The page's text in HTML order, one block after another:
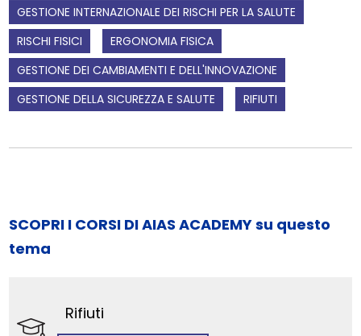
GESTIONE INTERNAZIONALE DEI RISCHI PER LA SALUTE
RISCHI FISICI
ERGONOMIA FISICA
GESTIONE DEI CAMBIAMENTI E DELL'INNOVAZIONE
GESTIONE DELLA SICUREZZA E SALUTE
RIFIUTI
SCOPRI I CORSI DI AIAS ACADEMY su questo
tema
Rifiuti